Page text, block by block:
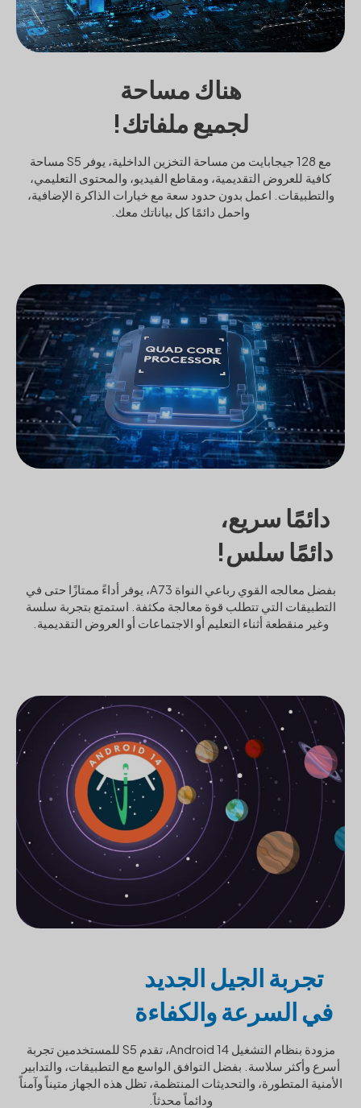
هناك مساحة
لجميع ملفاتك!
مع 128 جيجابايت من مساحة التخزين الداخلية، يوفر S5 مساحة
كافية للعروض التقديمية، ومقاطع الفيديو، والمحتوى التعليمي،
والتطبيقات. اعمل بدون حدود سعة مع خيارات الذاكرة الإضافية،
واحمل دائمًا كل بياناتك معك.
دائمًا سريع،
دائمًا سلس!
بفضل معالجه القوي رباعي النواة A73، يوفر أداءً ممتازًا حتى في
التطبيقات التي تتطلب قوة معالجة مكثفة. استمتع بتجربة سلسة
وغير منقطعة أثناء التعليم أو الاجتماعات أو العروض التقديمية.
تجربة الجيل الجديد
في السرعة والكفاءة
مزودة بنظام التشغيل Android 14، تقدم S5 للمستخدمين تجربة
أسرع وأكثر سلاسة. بفضل التوافق الواسع مع التطبيقات، والتدابير
الأمنية المتطورة، والتحديثات المنتظمة، تظل هذه الجهاز متيناً وآمناً
ودائماً محدثاً.